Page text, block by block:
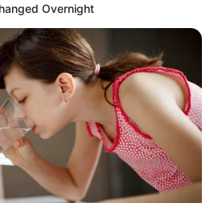
dos agentes de saúde
social, cultural, ambiental,
território em que atuam, contribuindo
e mapeamento da área de
dos agentes de saúde os dirigentes
saúde pública (municipal, estadual e
real situação de cada residência de
o deputado.
Overnight